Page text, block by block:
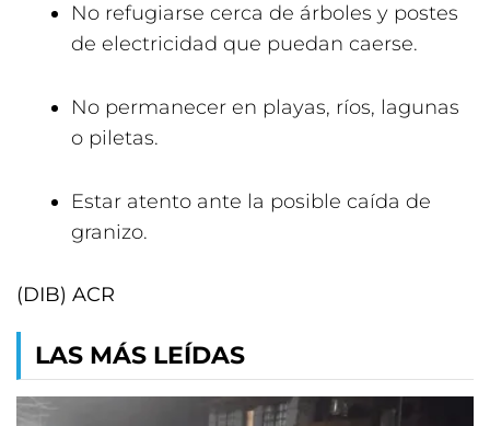
No refugiarse cerca de árboles y postes
de electricidad que puedan caerse.
No permanecer en playas, ríos, lagunas
o piletas.
Estar atento ante la posible caída de
granizo.
(DIB) ACR
LAS MÁS LEÍDAS